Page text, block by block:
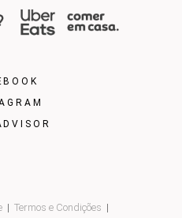
Termos e Condições